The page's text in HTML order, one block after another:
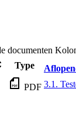
documenten
Type
PDF 3.1.